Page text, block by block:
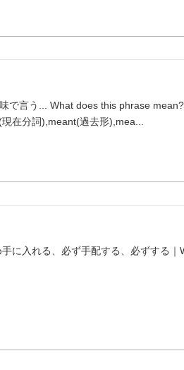
言う... What does this phrase
在分詞),meant(過去形),mea...
に入れる、必ず手配する、必ずする｜